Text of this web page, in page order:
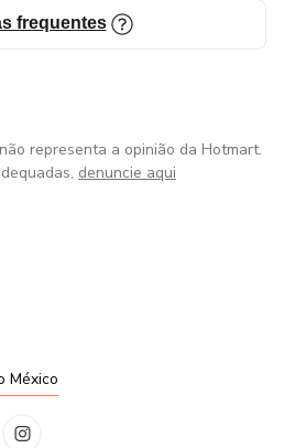
frequentes
representa a opinião da Hotmart.
denuncie aqui
México